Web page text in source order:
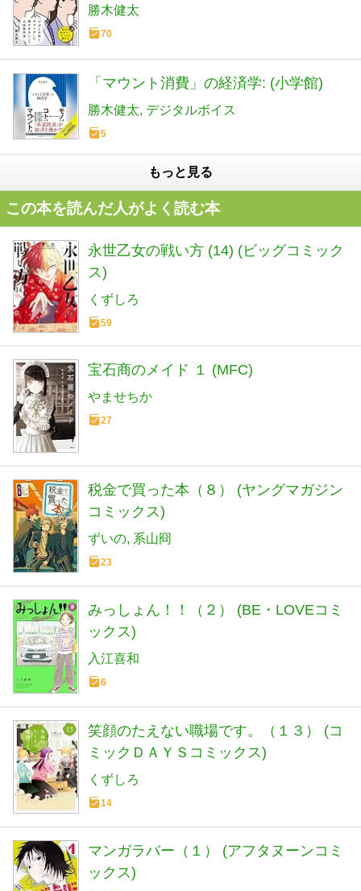
いけるブレない強みの見つけ方
勝木健太
70
「マウント消費」の経済学: (小学館)
勝木健太 デジタルボイス
5
もっと見る
この本を読んだ人がよく読む本
永世乙女の戦い方 (14) (ビッグコミック
ス)
くずしろ
59
宝石商のメイド １ (MFC)
やませちか
27
税金で買った本（８） (ヤングマガジン
コミックス)
ずいの 系山冏
23
みっしょん！！（２） (BE・LOVEコミ
ックス)
入江喜和
6
笑顔のたえない職場です。（１３） (コ
ミックＤＡＹＳコミックス)
くずしろ
14
マンガラバー（１） (アフタヌーンコミ
ックス)